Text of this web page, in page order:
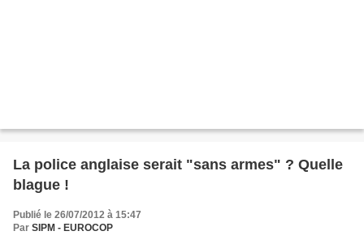
La police anglaise serait "sans armes" ? Quelle
blague !
Publié le 26/07/2012 à 15:47
Par SIPM - EUROCOP